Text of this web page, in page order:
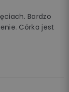
Bardzo
Córka jest